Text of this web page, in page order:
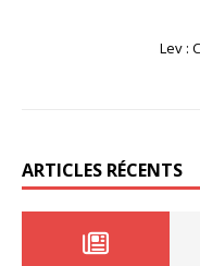
Lev :
ARTICLES RÉCENTS